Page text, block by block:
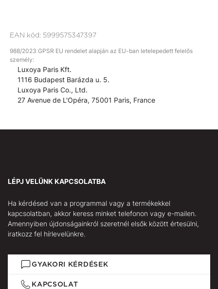
EAN kód: 5999575347397
988/2023 GPSR EU rendelet alapján az EU-ban letelepedett felelős
személy:
Luxoya Paris Kft.
1116 Budapest Barázda u. 5.
Luxoya Paris Co., Ltd.
27 Avenue de L'Opéra, 75001 Paris, France
LÉPJ VELÜNK KAPCSOLATBA
Ha kérdésed van a programmal vagy a termékekkel
kapcsolatban, akkor keress minket telefonon vagy e-mailen.
Amennyiben újdonságainkról szeretnél elsők között értesülni,
iratkozz fel hírlevelünkre.
GYAKORI KÉRDÉSEK
KAPCSOLAT